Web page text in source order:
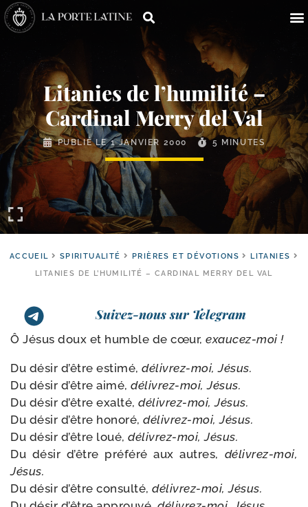
Litanies de l’humilité –
Cardinal Merry del Val
PUBLIÉ LE1 JANVIER 2000 5 MINUTES
ACCUEIL SPIRITUALITÉ PRIÈRES ET DÉVOTIONS
LITANIES
LITANIES DE L’HUMILITÉ – CARDINAL MERRY DEL VAL
Suivez-nous sur Telegram
Ô Jésus doux et humble de cœur, exaucez-moi !
Du désir d’être esti­mé, délivrez-​moi, Jésus.
Du désir d’être aimé, délivrez-​moi, Jésus.
Du désir d’être exal­té, délivrez-​moi, Jésus.
Du désir d’être hono­ré, délivrez-​moi, Jésus.
Du désir d’être loué, délivrez-​moi, Jésus.
Du désir d’être pré­fé­ré aux autres, délivrez-​moi,
Jésus.
Du désir d’être consul­té, délivrez-​moi, Jésus.